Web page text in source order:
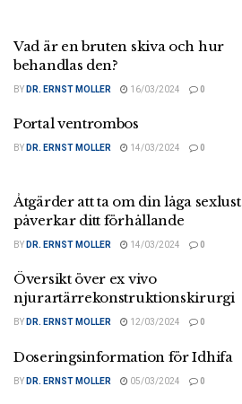
Vad är en bruten skiva och hur
behandlas den?
BY DR. ERNST MOLLER 16/03/2024 0
Portal ventrombos
BY DR. ERNST MOLLER 14/03/2024 0
Åtgärder att ta om din låga sexlust
påverkar ditt förhållande
BY DR. ERNST MOLLER 14/03/2024 0
Översikt över ex vivo
njurartärrekonstruktionskirurgi
BY DR. ERNST MOLLER 12/03/2024 0
Doseringsinformation för Idhifa
BY DR. ERNST MOLLER 05/03/2024 0